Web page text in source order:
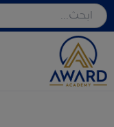
تخطي
إلى
المحتوى